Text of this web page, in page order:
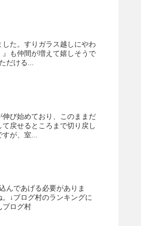
た。すりガラス越しにやわ
も仲間が増えて嬉しそうで
だける...
び始めており、このままだ
戻せるところまで切り戻し
が、室...
んであげる必要がありま
↓ブログ村のランキングに
ブログ村